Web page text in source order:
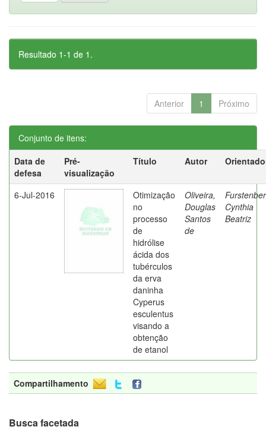
Resultado 1-1 de 1.
Anterior 1 Próximo
Conjunto de itens:
Data de
defesa
Pré-
visualização
Título Autor
6-Jul-2016
Otimização
no
processo
de
hidrólise
ácida dos
tubérculos
da erva
daninha
Cyperus
esculentus
visando a
obtenção
de etanol
Oliveira,
Douglas
Santos
de
Cynthia
Beatriz
Compartilhamento
Busca facetada